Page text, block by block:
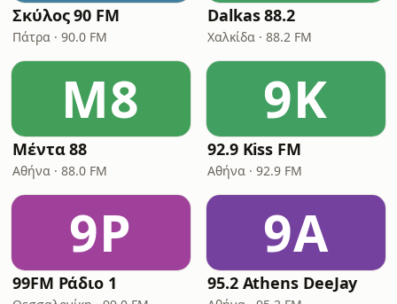
Σκύλος 90 FM
Πάτρα · 90.0 FM
Dalkas 88.2
Χαλκίδα · 88.2 FM
Μ8
Μέντα 88
Αθήνα · 88.0 FM
9K
92.9 Kiss FM
Αθήνα · 92.9 FM
9Ρ
99FM Ράδιο 1
9A
95.2 Athens DeeJay